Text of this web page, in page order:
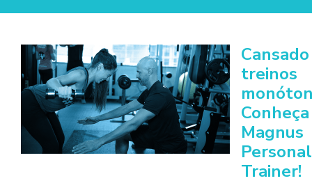
treinos
Magnus
Personal
Trainer!